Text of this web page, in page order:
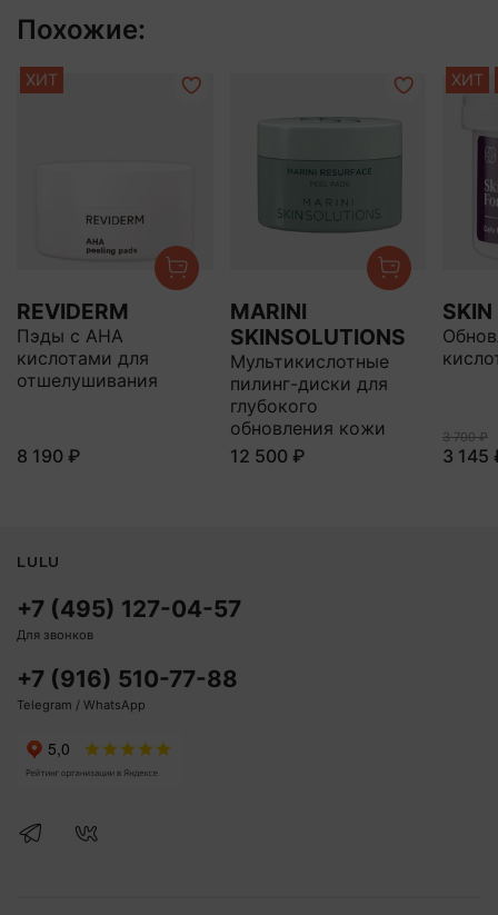
Похожие:
ХИТ
REVIDERM
Пэды с АНА
кислотами для
отшелушивания
8 190 ₽
MARINI
SKINSOLUTIONS
Мультикислотные
пилинг-диски для
глубокого
обновления кожи
12 500 ₽
ХИТ
3 700 ₽
3 145
+7 (495) 127-04-57
Для звонков
+7 (916) 510-77-88
Telegram / WhatsApp
LULU